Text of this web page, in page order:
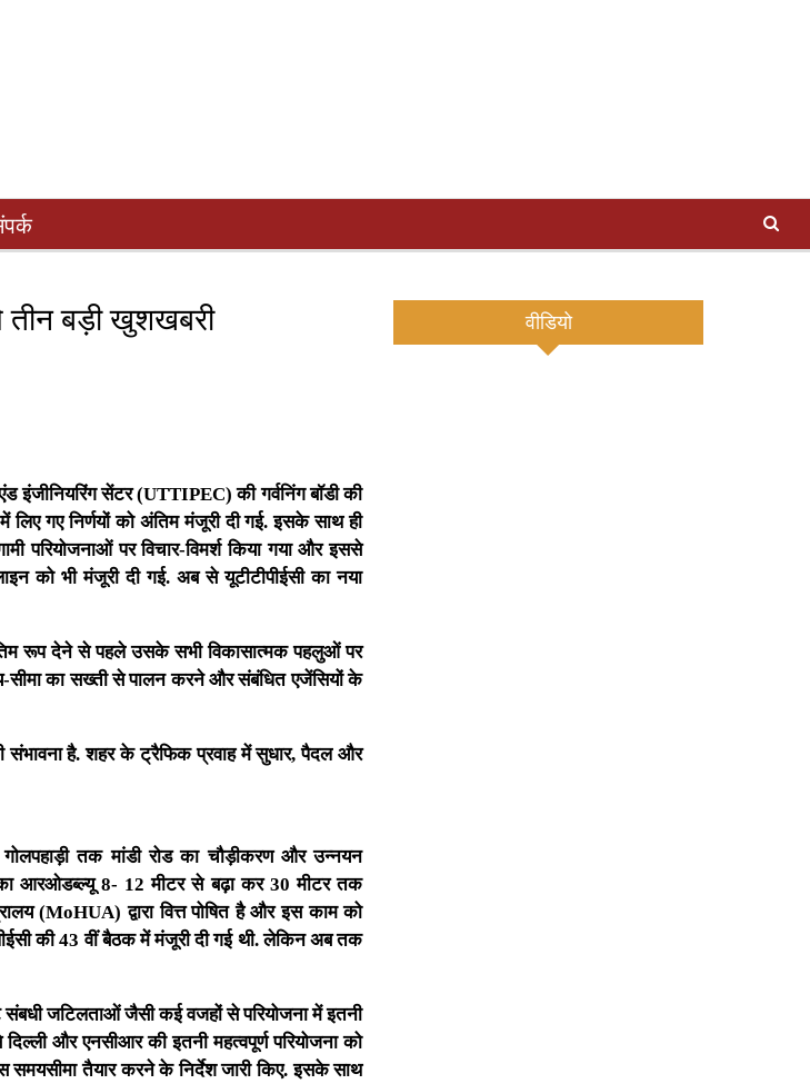
तीन बड़ी खुशखबरी
इंजीनियरिंग सेंटर (UTTIPEC) की गर्वनिंग बॉडी की
गए निर्णयों को अंतिम मंजूरी दी गई. इसके साथ ही
परियोजनाओं पर विचार-विमर्श किया गया और इससे
को भी मंजूरी दी गई. अब से यूटीटीपीईसी का नया
रूप देने से पहले उसके सभी विकासात्मक पहलुओं पर
सीमा का सख्ती से पालन करने और संबंधित एजेंसियों के
है. शहर के ट्रैफिक प्रवाह में सुधार, पैदल और
तक मांडी रोड का चौड़ीकरण और उन्नयन
आरओडब्ल्यू 8- 12 मीटर से बढ़ा कर 30 मीटर तक
(MoHUA) द्वारा वित्त पोषित है और इस काम को
की 43 वीं बैठक में मंजूरी दी गई थी. लेकिन अब तक
जटिलताओं जैसी कई वजहों से परियोजना में इतनी
और एनसीआर की इतनी महत्वपूर्ण परियोजना को
समयसीमा तैयार करने के निर्देश जारी किए. इसके साथ
वीडियो